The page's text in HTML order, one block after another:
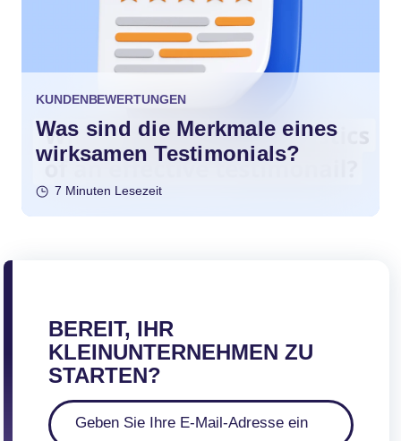
KUNDENBEWERTUNGEN
Was sind die Merkmale eines
wirksamen Testimonials?
7 Minuten Lesezeit
BEREIT, IHR
KLEINUNTERNEHMEN ZU
STARTEN?